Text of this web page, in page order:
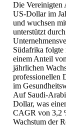
Die Vereinigten
US-Dollar im
und wuchsen
unterstützt
Südafrika
einem Anteil
jährlichen
professionellen
im
Auf Saudi-
Dollar, was
CAGR von 3,2
Wachstum der